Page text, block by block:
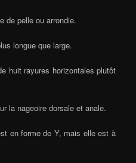
de pelle ou arrondie.
longue que large.
huit rayures horizontales plutôt
la nageoire dorsale et anale.
en forme de Y, mais elle est à